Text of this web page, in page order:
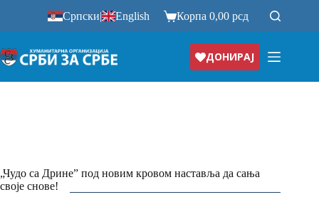
Српски| English Корпа0,00рсд
ДОНИРАЈ
„Чудо са Дринеˮ под новим кровом наставља да сања
своје снове!